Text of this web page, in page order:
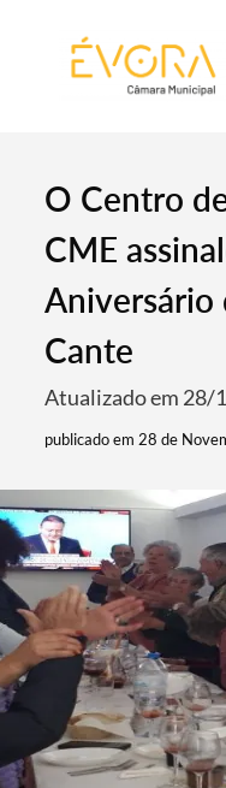
O Centro
CME
Aniversário
Cante
Atualizado em 28/
publicado em 28 de